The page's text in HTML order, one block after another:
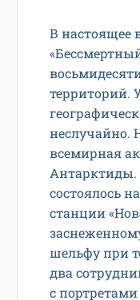
В настоящее
территорий.
неслучайно.
всемирная
Антарктиды.
состоялось
станции
шельфу при
два
с